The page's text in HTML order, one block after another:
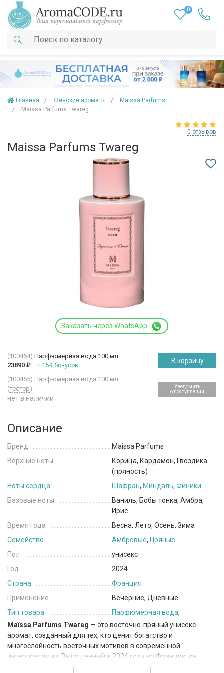
0
Главная Женские ароматы
Maissa Parfums
Maissa Parfums Twareg
0 отзывов
Maissa Parfums Twareg
Заказать через WhatsApp
(100464) Парфюмерная вода 100 мл
23890 ₽ + 159 бонусов
В корзину
(100465) Парфюмерная вода 100 мл
(тестер)
нет в наличии
Уведомить
о поступлении
Описание
Бренд
Maissa Parfums
Верхние ноты
Корица, Кардамон, Гвоздика
(пряность)
Ноты сердца
Шафран, Миндаль, Финики
Базовые ноты
Ваниль, Бобы тонка, Амбра,
Ирис
Время года
Весна, Лето, Осень, Зима
Семейство
Амбровые, Пряные
Пол
унисекс
Год
2024
Страна
Франция
Применение
Вечерние, Дневные
Тип товара
Парфюмерная вода,
Maïssa Parfums Twareg — это восточно-пряный унисекс-
аромат, созданный для тех, кто ценит богатство и
многослойность восточных мотивов в современной
интерпретации. Выпущенный в 2024 году во Франции, он
сочетает чувственность, глубину и гастрономическое тепло,